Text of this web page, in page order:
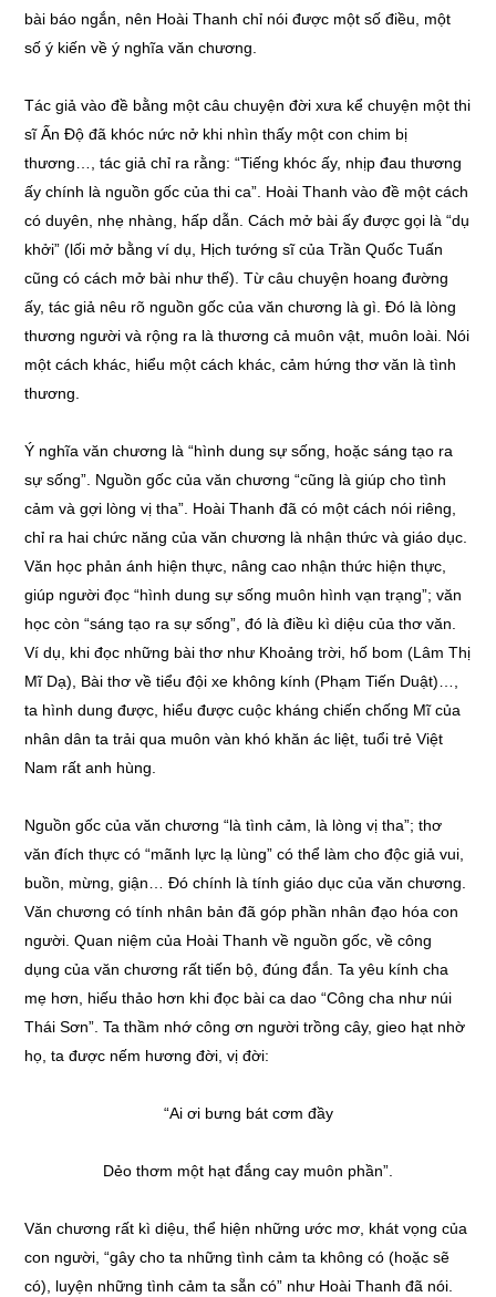
bài báo ngắn, nên Hoài Thanh chỉ nói được một số điều, một
số ý kiến về ý nghĩa văn chương.
Tác giả vào đề bằng một câu chuyện đời xưa kể chuyện một thi
sĩ Ấn Độ đã khóc nức nở khi nhìn thấy một con chim bị
thương…, tác giả chỉ ra rằng: “Tiếng khóc ấy, nhịp đau thương
ấy chính là nguồn gốc của thi ca”. Hoài Thanh vào đề một cách
có duyên, nhẹ nhàng, hấp dẫn. Cách mở bài ấy được gọi là “dụ
khởi” (lối mở bằng ví dụ, Hịch tướng sĩ của Trần Quốc Tuấn
cũng có cách mở bài như thế). Từ câu chuyện hoang đường
ấy, tác giả nêu rõ nguồn gốc của văn chương là gì. Đó là lòng
thương người và rộng ra là thương cả muôn vật, muôn loài. Nói
một cách khác, hiểu một cách khác, cảm hứng thơ văn là tình
thương.
Ý nghĩa văn chương là “hình dung sự sống, hoặc sáng tạo ra
sự sống”. Nguồn gốc của văn chương “cũng là giúp cho tình
cảm và gợi lòng vị tha”. Hoài Thanh đã có một cách nói riêng,
chỉ ra hai chức năng của văn chương là nhận thức và giáo dục.
Văn học phản ánh hiện thực, nâng cao nhận thức hiện thực,
giúp người đọc “hình dung sự sống muôn hình vạn trạng”; văn
học còn “sáng tạo ra sự sống”, đó là điều kì diệu của thơ văn.
Ví dụ, khi đọc những bài thơ như Khoảng trời, hố bom (Lâm Thị
Mĩ Dạ), Bài thơ về tiểu đội xe không kính (Phạm Tiến Duật)…,
ta hình dung được, hiểu được cuộc kháng chiến chống Mĩ của
nhân dân ta trải qua muôn vàn khó khăn ác liệt, tuổi trẻ Việt
Nam rất anh hùng.
Nguồn gốc của văn chương “là tình cảm, là lòng vị tha”; thơ
văn đích thực có “mãnh lực lạ lùng” có thể làm cho độc giả vui,
buồn, mừng, giận… Đó chính là tính giáo dục của văn chương.
Văn chương có tính nhân bản đã góp phần nhân đạo hóa con
người. Quan niệm của Hoài Thanh về nguồn gốc, về công
dụng của văn chương rất tiến bộ, đúng đắn. Ta yêu kính cha
mẹ hơn, hiếu thảo hơn khi đọc bài ca dao “Công cha như núi
Thái Sơn”. Ta thầm nhớ công ơn người trồng cây, gieo hạt nhờ
họ, ta được nếm hương đời, vị đời:
“Ai ơi bưng bát cơm đầy
Dẻo thơm một hạt đắng cay muôn phần”.
Văn chương rất kì diệu, thể hiện những ước mơ, khát vọng của
con người, “gây cho ta những tình cảm ta không có (hoặc sẽ
có), luyện những tình cảm ta sẵn có” như Hoài Thanh đã nói.